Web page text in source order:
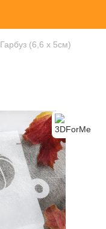
Гарбуз (6,6 х 5см)